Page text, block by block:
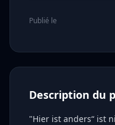
Publié le
Description du
"Hier ist anders“ ist